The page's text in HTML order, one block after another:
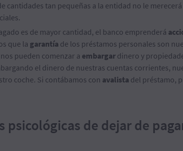
cantidades tan pequeñas a la entidad no le
es de mayor cantidad, el banco emprenderá
que la garantía de los préstamos personales son
pueden comenzar a embargar dinero y
el dinero de nuestras cuentas corrientes,
coche. Si contábamos con avalista del préstamo,
psicológicas de dejar de